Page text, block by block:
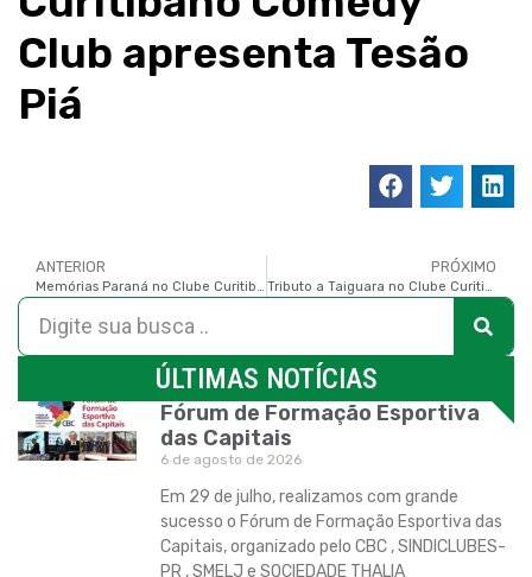
Club apresenta Tesão
Piá
ANTERIOR
Memórias Paraná no Clube Curitibano
PRÓXIMO
Tributo a Taiguara no Clube Curitibano
ÚLTIMAS NOTÍCIAS
Fórum de Formação Esportiva
das Capitais
6 de agosto de 2026
Em 29 de julho, realizamos com grande
sucesso o Fórum de Formação Esportiva das
Capitais, organizado pelo CBC , SINDICLUBES-
PR , SMELJ e SOCIEDADE THALIA